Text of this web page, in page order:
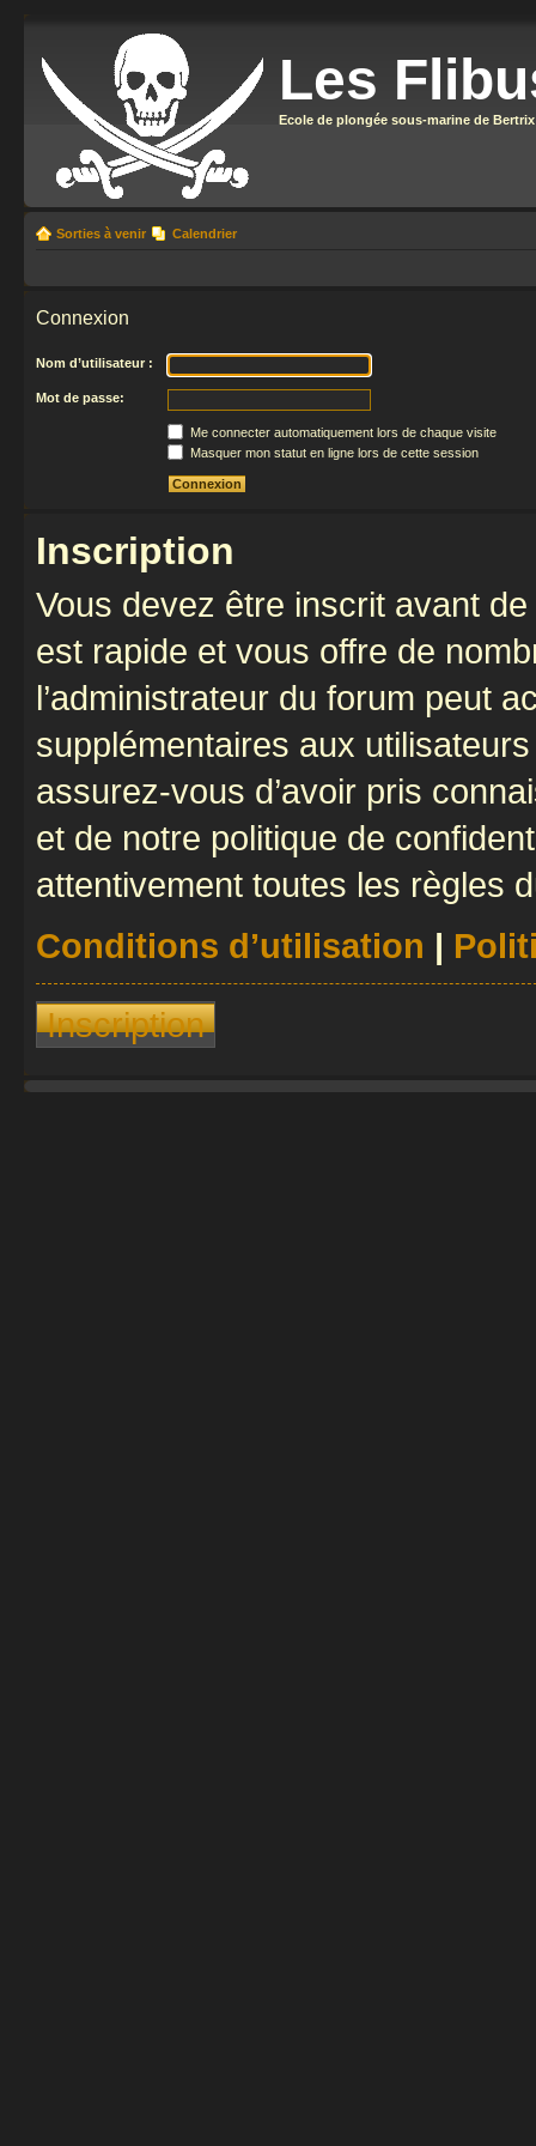
Les
Ecole de plongée sous-marine de Bertrix
Sorties à venir Calendrier
Connexion
Nom d’utilisateur :
Mot de passe:
Me connecter automatiquement lors de chaque visite
Masquer mon statut en ligne lors de cette session
Inscription
Vous devez être inscrit avant
est rapide et vous offre de
l’administrateur du forum peut
supplémentaires aux
assurez-vous d’avoir pris
et de notre politique de
attentivement toutes les règles
Conditions d’utilisation |
Inscription